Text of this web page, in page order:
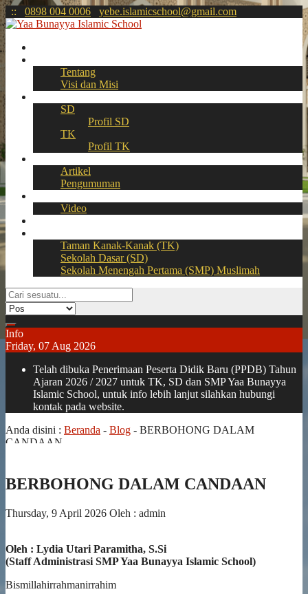
:: 0898 004 0006 yebe.islamicschool@gmail.com
Tentang
Visi dan Misi
SD
Profil SD
TK
Profil TK
Artikel
Pengumuman
Video
Taman Kanak-Kanak (TK)
Sekolah Dasar (SD)
Sekolah Menengah Pertama (SMP) Muslimah
Info
Friday, 07 Aug 2026
Telah dibuka Penerimaan Peserta Didik Baru (PPDB) Tahun
Ajaran 2026 / 2027 untuk TK, SD dan SMP Yaa Bunayya
Islamic School, untuk info lebih lanjut silahkan hubungi
kontak pada website.
Anda disini : Beranda - Blog - BERBOHONG DALAM
CANDAAN
BERBOHONG DALAM CANDAAN
Thursday, 9 April 2026 Oleh : admin
Oleh : Lydia Utari Paramitha, S.Si
(Staff Administrasi SMP Yaa Bunayya Islamic School)
Bismillahirrahmanirrahim